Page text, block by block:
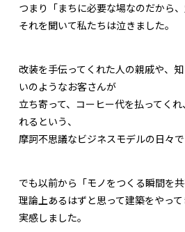
つまり「まちに必要な場なのだから
それを聞いて私たちは泣きました。
改装を手伝ってくれた人の親戚や、
いのようなお客さんが
立ち寄って、コーヒー代を払ってく
れるという、
摩訶不思議なビジネスモデルの日々で
でも以前から「モノをつくる瞬間を共
理論上あるはずと思って建築をやっ
実感しました。